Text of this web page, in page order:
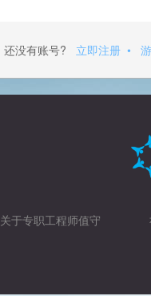
还没有账号? 立即注册 •
关于专职工程师值守